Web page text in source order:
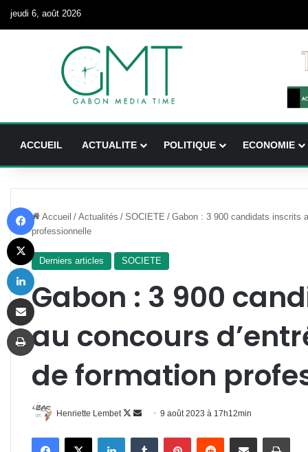
jeudi 6, août 2026
ACCUEIL ACTUALITE POLITIQUE ECONOMIE
Accueil / Actualités / SOCIETE / Gabon : 3 900 candidats inscrits
professionnelle
Derniers articles SOCIETE
Gabon : 3 900
au concours
de formation
Henriette Lembet
Follow
Envoyer
courriel
9 août 2023 à 17h12min
FacebookX LinkedinTumblr PinterestReddit Partager par email
X
Linkedin
Partager par email